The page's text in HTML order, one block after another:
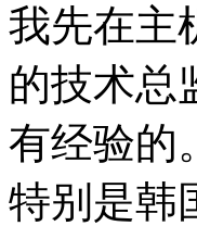
我先在主
的技术总
有经验的
特别是韩